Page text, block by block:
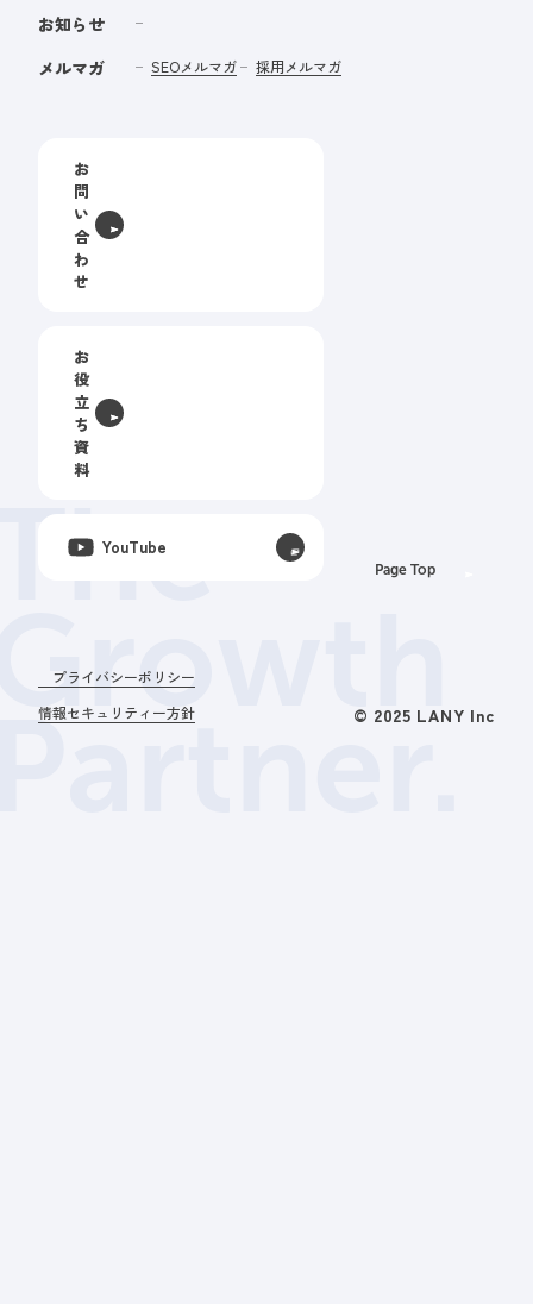
プライバシーポリシー
情報セキュリティー方針
© 2025 LANY Inc
お知らせ
メルマガ
SEOメルマガ 採用メルマガ
お
問
い
合
わ
せ
お
役
立
ち
資
料
YouTube
Page Top